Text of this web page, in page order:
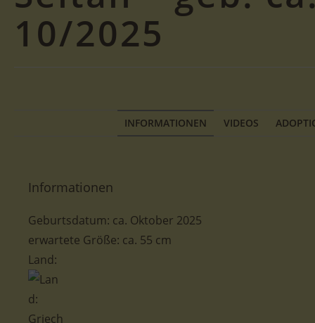
10/2025
INFORMATIONEN VIDEOS
Informationen
Geburtsdatum: ca. Oktober 2025
erwartete Größe: ca. 55 cm
Land: